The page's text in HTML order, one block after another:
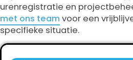
urenregistratie en
met ons team voor een
specifieke situatie.